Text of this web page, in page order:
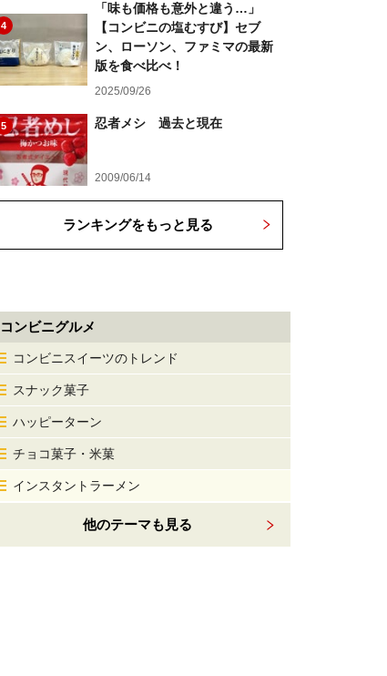
4
「味も価格も意外と違う…」
【コンビニの塩むすび】セブ
ン、ローソン、ファミマの最新
版を食べ比べ！
2025/09/26
5 忍者メシ 過去と現在
2009/06/14
ランキングをもっと見る
コンビニグルメ
コンビニスイーツのトレンド
スナック菓子
ハッピーターン
チョコ菓子・米菓
インスタントラーメン
他のテーマも見る